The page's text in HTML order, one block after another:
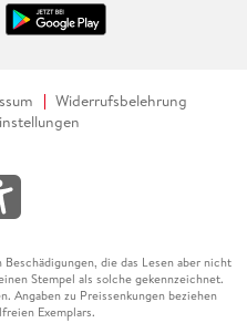
Widerrufsbelehrung
die das Lesen aber nicht
Stempel als solche gekennzeichnet.
Angaben zu Preissenkungen beziehen
Exemplars.